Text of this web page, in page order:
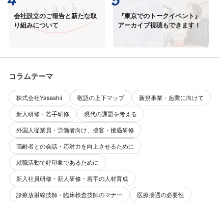
会社設立のご報告と新たな取
り組みについて
『東京でのトークイベント』
アーカイブ視聴もできます！
コラムテーマ
株式会社Yasashii 敬語の上下マップ
新規事業・起業に向けて
新人研修・若手研修
現代の課題を考える
外国人従業員・労働者向け、接客・接遇研修
高齢者との会話・応対力を向上させるために
就職活動で好印象であるために
新入社員研修・新人研修・若手の人材育成
診療放射線技師・臨床検査技師のマナー
医療接遇の必要性